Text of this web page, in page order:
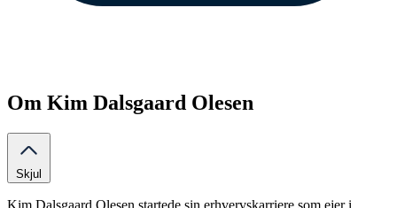
Om Kim Dalsgaard Olesen
Skjul
Kim Dalsgaard Olesen startede sin erhvervskarriere som ejer i